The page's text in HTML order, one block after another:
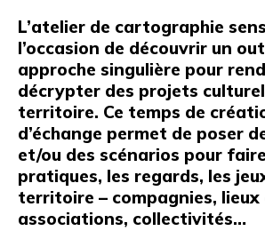
L’atelier de cartographie
l’occasion de découvrir un
approche singulière pour
décrypter des projets
territoire. Ce temps de
d’échange permet de poser
et/ou des scénarios pour
pratiques, les regards, les
territoire – compagnies, lieux
associations, collectivités…